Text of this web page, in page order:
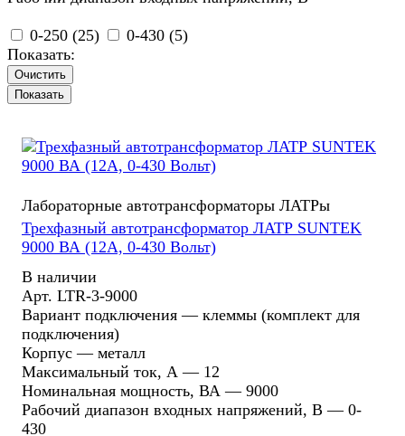
0-250 (25) 0-430 (5)
Показать:
Очистить
Лабораторные автотрансформаторы ЛАТРы
Трехфазный автотрансформатор ЛАТР SUNTEK
9000 ВА (12А, 0-430 Вольт)
В наличии
Арт. LTR-3-9000
Вариант подключения— клеммы (комплект для
подключения)
Корпус— металл
Максимальный ток, А— 12
Номинальная мощность, ВА— 9000
Рабочий диапазон входных напряжений, В— 0-
430